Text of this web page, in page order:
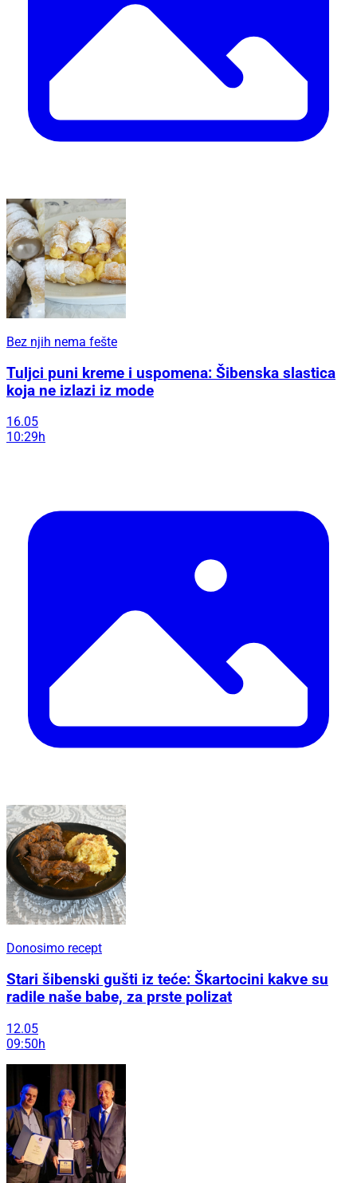
Bez njih nema fešte
Tuljci puni kreme i uspomena: Šibenska slastica
koja ne izlazi iz mode
16.05
10:29h
Donosimo recept
Stari šibenski gušti iz teće: Škartocini kakve su
radile naše babe, za prste polizat
12.05
09:50h